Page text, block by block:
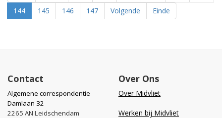
144
145 146 147 Volgende Einde
Contact
Algemene correspondentie
Damlaan 32
2265 AN Leidschendam
Over Ons
Over Midvliet
Werken bij Midvliet